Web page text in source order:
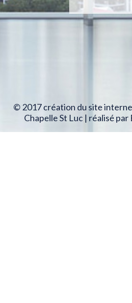
© 2017 création du site
Chapelle St Luc | réalisé